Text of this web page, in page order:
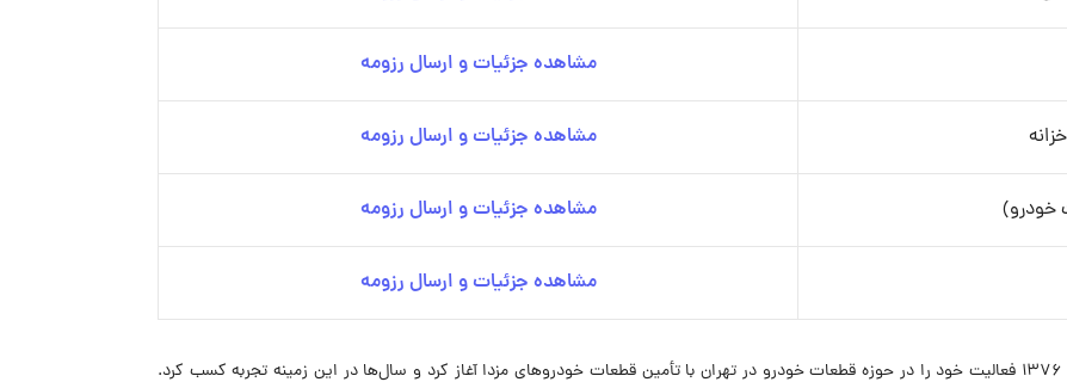
مشاهده جزئیات و ارسال رزومه
مشاهده جزئیات و ارسال رزومه
خودرو) مشاهده جزئیات و ارسال رزومه
مشاهده جزئیات و ارسال رزومه
شرکت "آفاق خودرو موتور" با نام قدیم "آفاق مزدا" از سال ۱۳۷۶ فعالیت خود را در حوزه قطعات خودرو در تهران با تأمین قطعات خودروهای مزدا آغاز کرد و سال‌ها در این زمینه تجربه کسب کرد.